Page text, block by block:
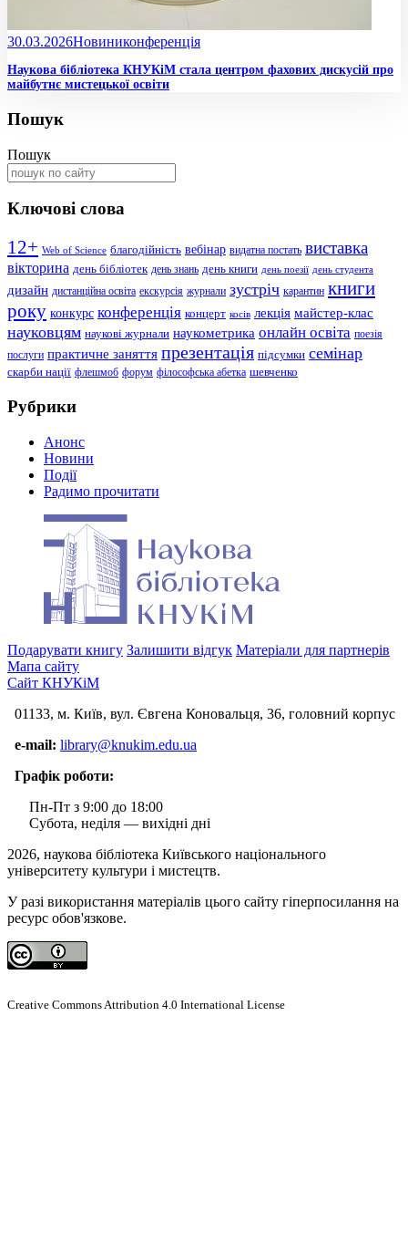
30.03.2026Новиниконференція
Наукова бібліотека КНУКіМ стала центром фахових дискусій про
майбутнє мистецької освіти
Пошук
Пошук
Ключові слова
12+ Web of Science благодійність вебінар видатна постать виставка
вікторина день бібліотек день знань день книги день поезії день студента
дизайн дистанційна освіта екскурсія журнали зустріч карантин книги
року конкурс конференція концерт косів лекція майстер-клас
науковцям наукові журнали наукометрика онлайн освіта поезія
послуги практичне заняття презентація підсумки семінар
скарби нації флешмоб форум філософська абетка шевченко
Рубрики
Анонс
Новини
Події
Радимо прочитати
Подарувати книгу Залишити відгук Матеріали для партнерів
Мапа сайту
Сайт КНУКіМ
01133, м. Київ, вул. Євгена Коновальця, 36, головний корпус
e-mail: library@knukim.edu.ua
Графік роботи:
Пн-Пт з 9:00 до 18:00
Субота, неділя — вихідні дні
2026, наукова бібліотека Київського національного
університету культури і мистецтв.
У разі використання матеріалів цього сайту гіперпосилання на
ресурс обов'язкове.
Creative Commons Attribution 4.0 International License